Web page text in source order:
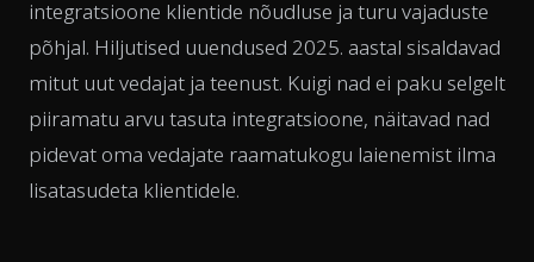
integratsioone klientide nõudluse ja turu vajaduste
põhjal. Hiljutised uuendused 2025. aastal sisaldavad
mitut uut vedajat ja teenust. Kuigi nad ei paku selgelt
piiramatu arvu tasuta integratsioone, näitavad nad
pidevat oma vedajate raamatukogu laienemist ilma
lisatasudeta klientidele.